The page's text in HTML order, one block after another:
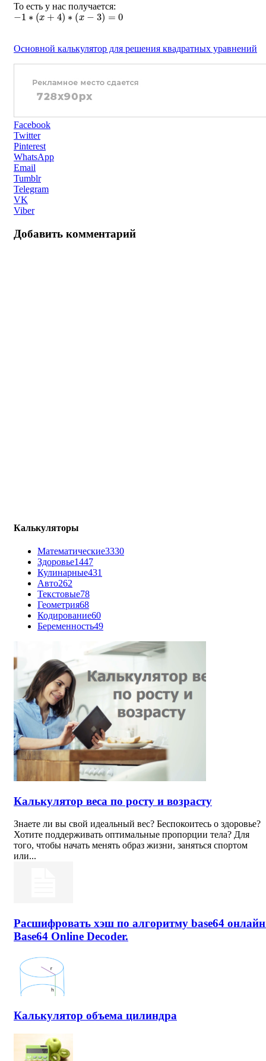
То есть у нас получается:
−1∗(x+4)∗(x−3)=0
Основной калькулятор для решения квадратных уравнений
Facebook
Twitter
Pinterest
WhatsApp
Email
Tumblr
Telegram
VK
Viber
Добавить комментарий
Калькуляторы
Математические3330
Здоровье1447
Кулинарные431
Авто262
Текстовые78
Геометрия68
Кодирование60
Беременность49
Калькулятор веса по росту и возрасту
Знаете ли вы свой идеальный вес? Беспокоитесь о здоровье?
Хотите поддерживать оптимальные пропорции тела? Для
того, чтобы начать менять образ жизни, заняться спортом
или...
Расшифровать хэш по алгоритму base64
Base64 Online Decoder.
Калькулятор объема цилиндра